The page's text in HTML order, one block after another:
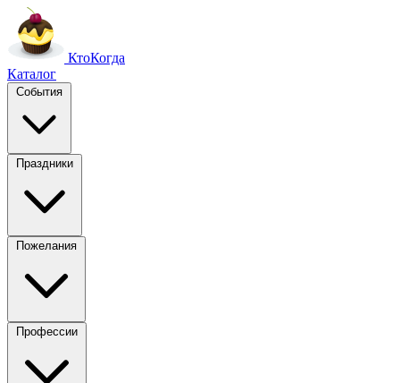
КтоКогда
Каталог
События
Праздники
Пожелания
Профессии